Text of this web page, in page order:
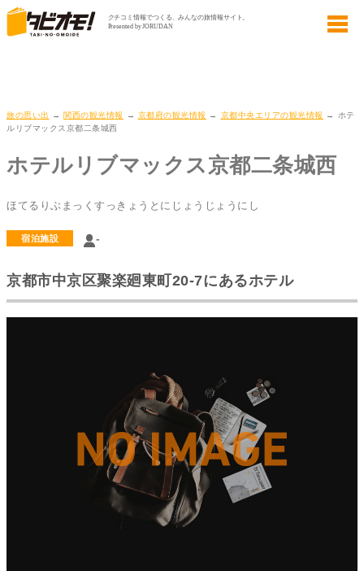
旅の思い出 → 関西の観光情報 → 京都府の観光情報 → 京都中央エリアの観光情報
→ ホテ
ルリブマックス京都二条城西
ホテルリブマックス京都二条城西
ほてるりぶまっくすっきょうとにじょうじょうにし
宿泊施設 -
京都市中京区聚楽廻東町20-7にあるホテル